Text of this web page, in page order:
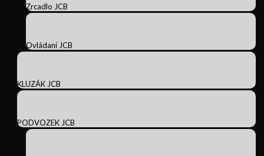
Zrcadlo JCB
Ovládaní JCB
KLUZÁK JCB
PODVOZEK JCB